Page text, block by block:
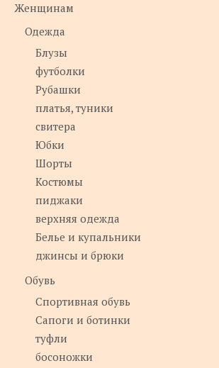
Женщинам
Одежда
Блузы
футболки
Рубашки
платья, туники
свитера
Юбки
Шорты
Костюмы
пиджаки
верхняя одежда
Белье и купальники
джинсы и брюки
Обувь
Спортивная обувь
Сапоги и ботинки
туфли
босоножки